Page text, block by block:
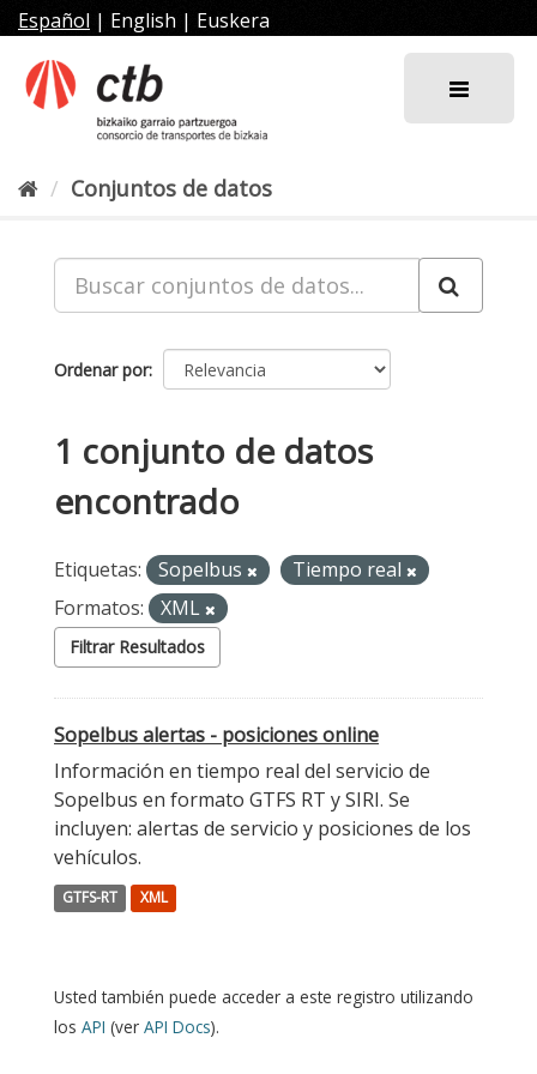
al
contenido
Español | English | Euskera
Conjuntos de datos
Ordenar por
1 conjunto de datos
encontrado
Etiquetas: Sopelbus
Tiempo real
Formatos:
XML
Filtrar Resultados
Sopelbus alertas - posiciones online
Información en tiempo real del servicio de
Sopelbus en formato GTFS RT y SIRI. Se
incluyen: alertas de servicio y posiciones de los
vehículos.
GTFS-RT XML
Usted también puede acceder a este registro utilizando
los API (ver API Docs).